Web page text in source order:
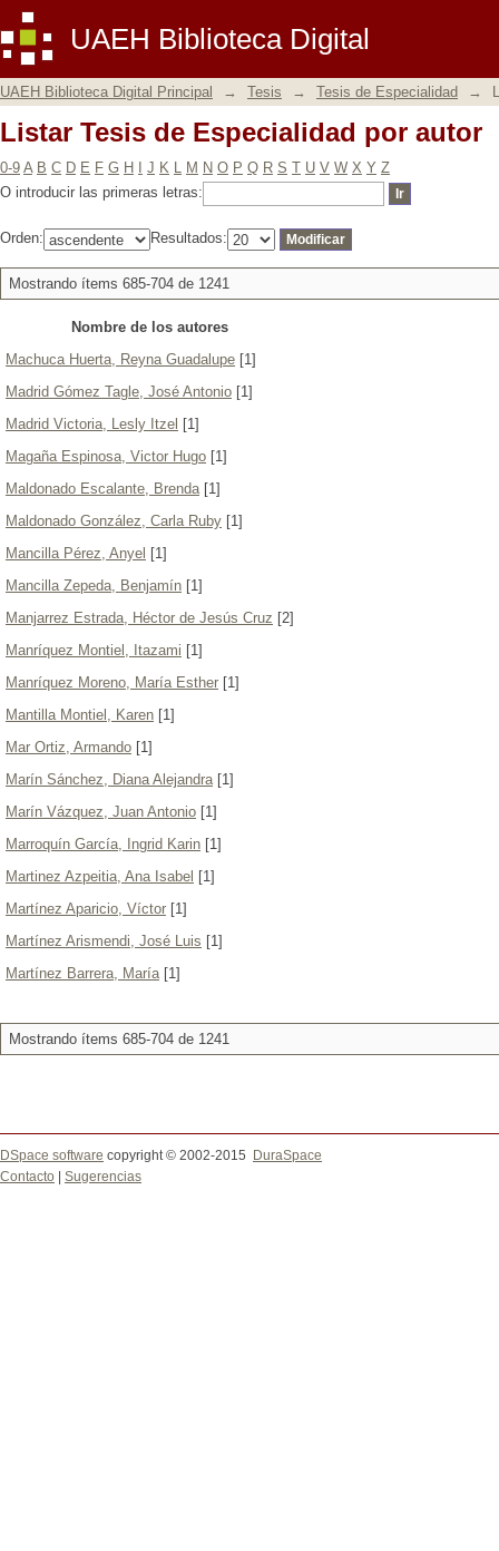
UAEH Biblioteca Digital
Listar Tesis de Especialidad por autor
UAEH Biblioteca Digital Principal → Tesis → Tesis de Especialidad →
Listar Tesis de Especialidad por autor
0-9 A B C D E F G H J K L M N O P Q R S T U V W X Y Z
O introducir las primeras letras:
Orden: Resultados:
Mostrando ítems 685-704 de 1241
Nombre de los autores
Machuca Huerta, Reyna Guadalupe [1]
Madrid Gómez Tagle, José Antonio [1]
Madrid Victoria, Lesly Itzel [1]
Magaña Espinosa, Victor Hugo [1]
Maldonado Escalante, Brenda[1]
Maldonado González, Carla Ruby [1]
Mancilla Pérez, Anyel [1]
Mancilla Zepeda, Benjamín [1]
Manjarrez Estrada, Héctor de Jesús Cruz [2]
Manríquez Montiel, Itazami [1]
Manríquez Moreno, María Esther [1]
Mantilla Montiel, Karen [1]
Mar Ortiz, Armando [1]
Marín Sánchez, Diana Alejandra[1]
Marín Vázquez, Juan Antonio [1]
Marroquín García, Ingrid Karin [1]
Martinez Azpeitia, Ana Isabel [1]
Martínez Aparicio, Víctor [1]
Martínez Arismendi, José Luis [1]
Martínez Barrera, María[1]
Mostrando ítems 685-704 de 1241
DSpace software copyright © 2002-2015
DuraSpace
Contacto
Sugerencias